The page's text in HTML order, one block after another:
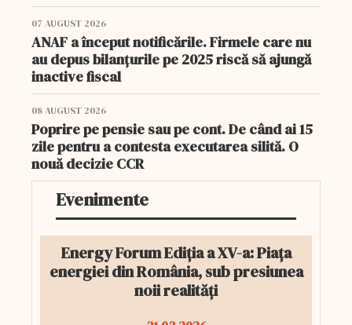
07 AUGUST 2026
ANAF a început notificările. Firmele care nu
au depus bilanțurile pe 2025 riscă să ajungă
inactive fiscal
08 AUGUST 2026
Poprire pe pensie sau pe cont. De când ai 15
zile pentru a contesta executarea silită. O
nouă decizie CCR
Evenimente
Energy Forum Ediția a XV-a: Piața
energiei din România, sub presiunea
noii realități